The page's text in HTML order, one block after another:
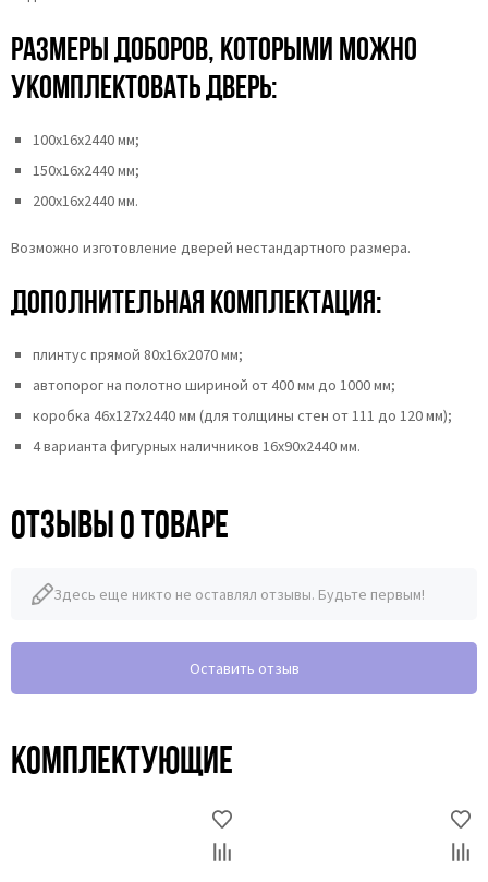
Размеры доборов, которыми можно
укомплектовать дверь:
100х16х2440 мм;
150х16х2440 мм;
200х16х2440 мм.
Возможно изготовление дверей нестандартного размера.
Дополнительная комплектация:
плинтус прямой 80х16х2070 мм;
автопорог на полотно шириной от 400 мм до 1000 мм;
коробка 46x127x2440 мм (для толщины стен от 111 до 120 мм);
4 варианта фигурных наличников 16x90x2440 мм.
Отзывы о товаре
Здесь еще никто не оставлял отзывы. Будьте первым!
Оставить отзыв
Комплектующие